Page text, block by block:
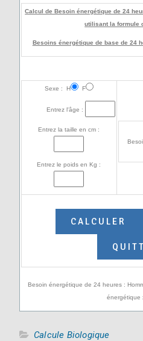
Calcul de Besoin énergétique de 24
utilisant la formule
Besoins énergétique de base de 24
Sexe : H F
Entrez l'âge :
Entrez la taille en cm :
Entrez le poids en Kg :
Besoin énergétique de 24 heures :
énergétique
Calcule Biologique